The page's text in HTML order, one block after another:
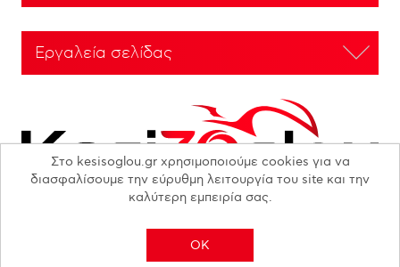
Εργαλεία σελίδας
Στο kesisoglou.gr χρησιμοποιούμε cookies για να
διασφαλίσουμε την εύρυθμη λειτουργία του site και την
καλύτερη εμπειρία σας.
OK